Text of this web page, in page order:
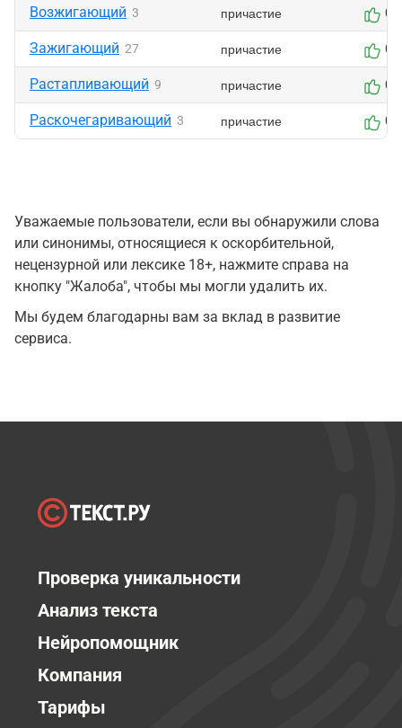
Возжигающий 3 причастие 0
Зажигающий 27 причастие 0
Растапливающий 9 причастие 0
Раскочегаривающий 3 причастие 0
Уважаемые пользователи, если вы обнаружили слова
или синонимы, относящиеся к оскорбительной,
нецензурной или лексике 18+, нажмите справа на
кнопку "Жалоба", чтобы мы могли удалить их.
Мы будем благодарны вам за вклад в развитие
сервиса.
Проверка уникальности
Анализ текста
Нейропомощник
Компания
Тарифы